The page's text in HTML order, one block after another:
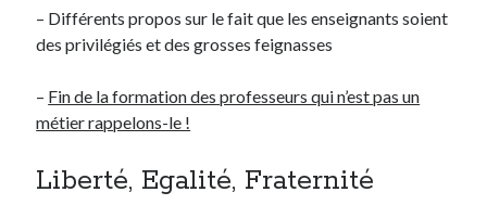
Sons
Sorties cuculturelles
Vidéos
– Différents propos sur le fait que les enseignants soient
des privilégiés et des grosses feignasses
– Fin de la formation des professeurs qui n’est pas un
métier rappelons-le !
Liberté, Egalité, Fraternité